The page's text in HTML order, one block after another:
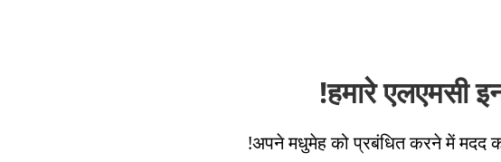
हमारे एलएमसी
अपने मधुमेह को प्रबंधित करने में मदद